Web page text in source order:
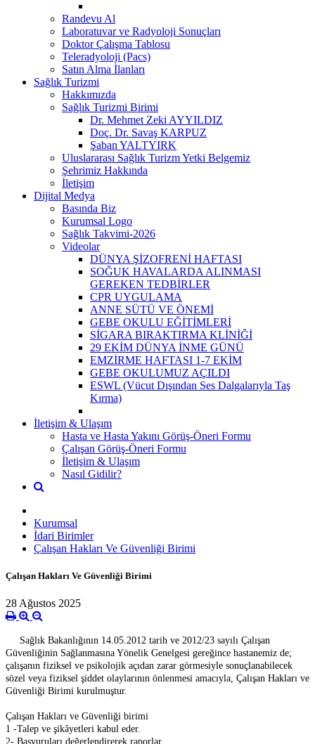
Randevu Al
Laboratuvar ve Radyoloji Sonuçları
Doktor Çalışma Tablosu
Teleradyoloji (Pacs)
Satın Alma İlanları
Sağlık Turizmi
Hakkımızda
Sağlık Turizmi Birimi
Dr. Mehmet Zeki AYYILDIZ
Doç. Dr. Savaş KARPUZ
Şaban YALTYIRK
Uluslararası Sağlık Turizm Yetki Belgemiz
Şehrimiz Hakkında
İletişim
Dijital Medya
Basında Biz
Kurumsal Logo
Sağlık Takvimi-2026
Videolar
DÜNYA ŞİZOFRENİ HAFTASI
SOĞUK HAVALARDA ALINMASI
GEREKEN TEDBİRLER
CPR UYGULAMA
ANNE SÜTÜ VE ÖNEMİ
GEBE OKULU EĞİTİMLERİ
SİGARA BIRAKTIRMA KLİNİĞİ
29 EKİM DÜNYA İNME GÜNÜ
EMZİRME HAFTASI 1-7 EKİM
GEBE OKULUMUZ AÇILDI
ESWL (Vücut Dışından Ses Dalgalarıyla Taş
Kırma)
İletişim & Ulaşım
Hasta ve Hasta Yakını Görüş-Öneri Formu
Çalışan Görüş-Öneri Formu
İletişim & Ulaşım
Nasıl Gidilir?
Kurumsal
İdari Birimler
Çalışan Hakları Ve Güvenliği Birimi
Çalışan Hakları Ve Güvenliği Birimi
28 Ağustos 2025
Sağlık Bakanlığının 14.05.2012 tarih ve 2012/23 sayılı Çalışan
Güvenliğinin Sağlanmasına Yönelik Genelgesi gereğince hastanemiz de;
çalışanın fiziksel ve psikolojik açıdan zarar görmesiyle sonuçlanabilecek
sözel veya fiziksel şiddet olaylarının önlenmesi amacıyla, Çalışan Hakları ve
Güvenliği Birimi kurulmuştur.
Çalışan Hakları ve Güvenliği birimi
1 -Talep ve şikâyetleri kabul eder.
2- Başvuruları değerlendirerek raporlar,